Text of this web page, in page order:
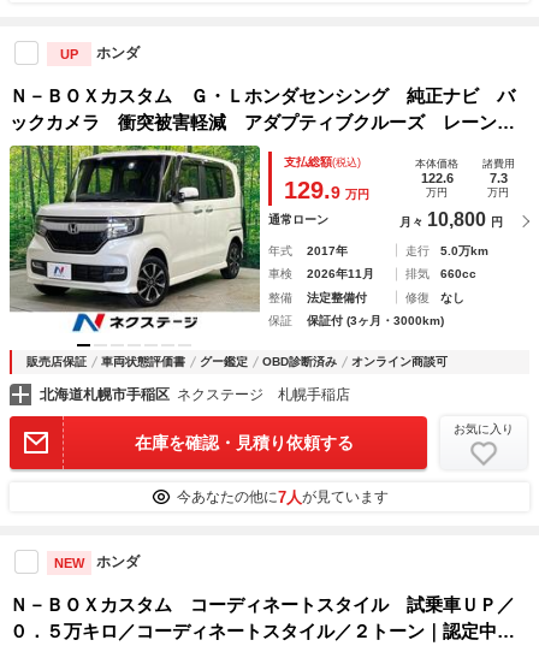
UP ホンダ
Ｎ－ＢＯＸカスタム Ｇ・Ｌホンダセンシング 純正ナビ バ
ックカメラ 衝突被害軽減 アダプティブクルーズ レーンア
シスト オートハイビーム ＬＥＤヘッド 電動スライド シ
ートヒーター オートライト スマートキー ＥＴＣ
支払総額(税込)
129.9 万円
本体価格
122.6
万円
諸費用
7.3
万円
通常ローン 月々 10,800 円
年式 2017年 走行
5.0万km
車検
2026年11月 排気
660cc
整備
法定整備付 修復
なし
保証
保証付 (3ヶ月・3000km)
販売店保証 車両状態評価書 グー鑑定 OBD診断済み オンライン商談可
北海道札幌市手稲区 ネクステージ 札幌手稲店
在庫を確認・見積り依頼する
お気に入り
今あなたの他に7人が見ています
NEW ホンダ
Ｎ－ＢＯＸカスタム コーディネートスタイル 試乗車ＵＰ／
０．５万キロ／コーディネートスタイル／２トーン｜認定中古